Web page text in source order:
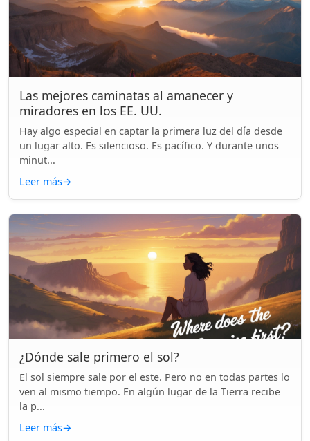
Las mejores caminatas al amanecer y
miradores en los EE. UU.
Hay algo especial en captar la primera luz del día desde
un lugar alto. Es silencioso. Es pacífico. Y durante unos
minut...
Leer más→
¿Dónde sale primero el sol?
El sol siempre sale por el este. Pero no en todas partes lo
ven al mismo tiempo. En algún lugar de la Tierra recibe
la p...
Leer más→